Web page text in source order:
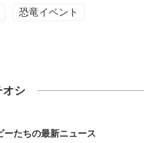
恐竜イベント
オシ
ーたちの最新ニュース